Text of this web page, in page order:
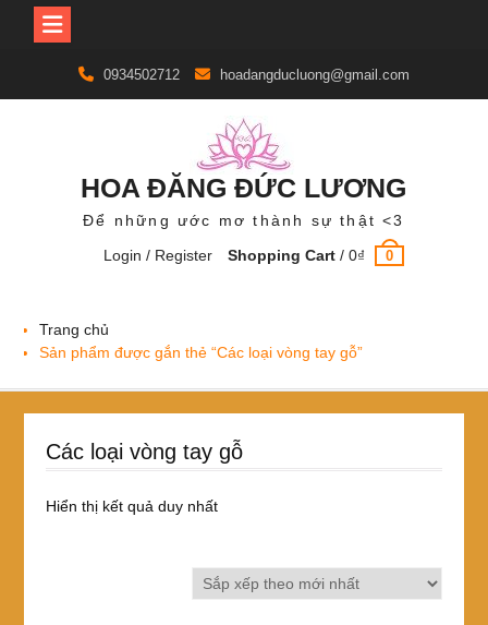
content
0934502712 hoadangducluong@gmail.com
HOA ĐĂNG ĐỨC LƯƠNG
Để những ước mơ thành sự thật <3
Login / Register
Shopping Cart /0₫ 0
Trang chủ
Sản phẩm được gắn thẻ “Các loại vòng tay gỗ”
Các loại vòng tay gỗ
Hiển thị kết quả duy nhất